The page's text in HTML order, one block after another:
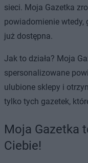
sieci. Moja Gazetka
powiadomienie wtedy,
już dostępna.
Jak to działa? Moja
spersonalizowane
ulubione sklepy i
tylko tych gazetek,
Moja Gazetka
Ciebie!